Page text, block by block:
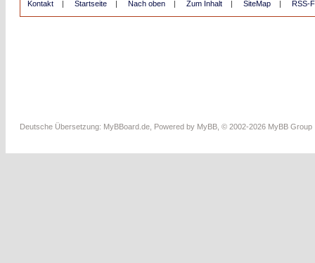
Kontakt | Startseite | Nach oben | Zum Inhalt | SiteMap | RSS-
Deutsche Übersetzung: MyBBoard.de , Powered by MyBB , © 2002-2026 MyBB Group